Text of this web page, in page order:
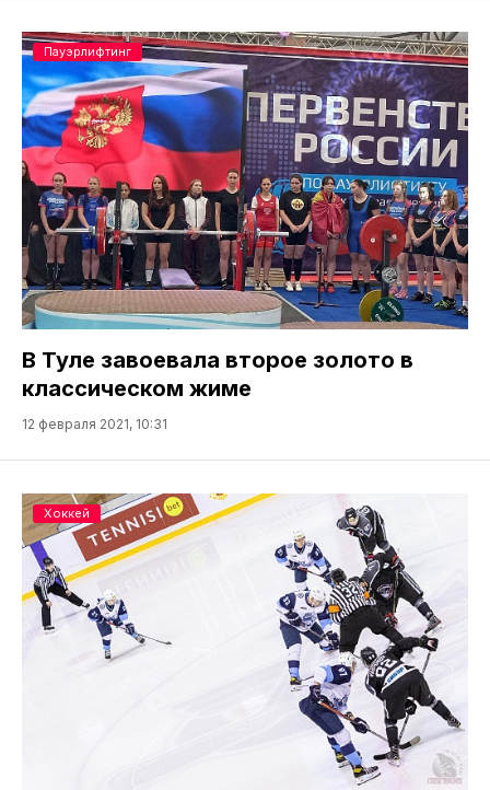
В Туле завоевала второе золото в
классическом жиме
12 февраля 2021, 10:31
Пауэрлифтинг
Хоккей